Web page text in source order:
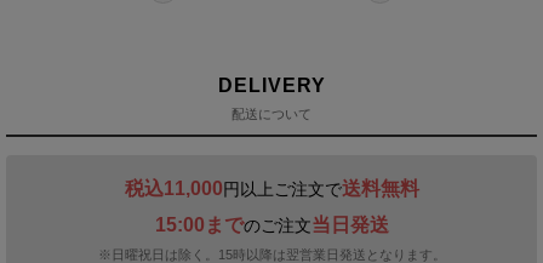
DELIVERY
配送について
税込11,000円以上ご注文で送料無料
15:00までのご注文当日発送
※日曜祝日は除く。15時以降は翌営業日発送となります。